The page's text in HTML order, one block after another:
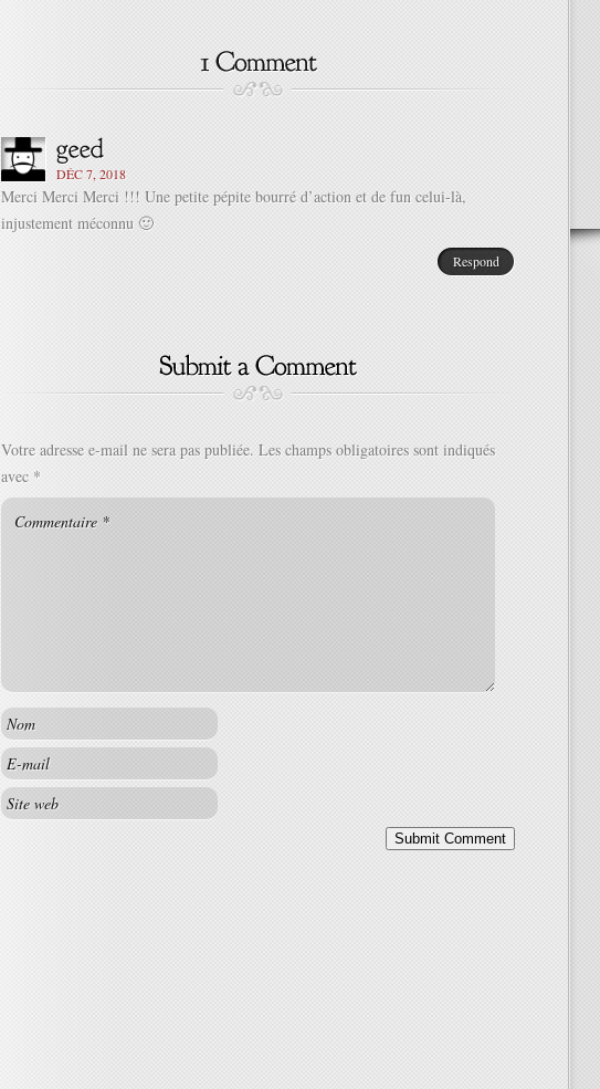
DÉC 7, 2018
Merci Merci Merci !!! Une petite pépite bourré d’action et de fun celui-là,
injustement méconnu 🙂
Respond
Votre adresse e-mail ne sera pas publiée. Les champs obligatoires sont indiqués
avec *